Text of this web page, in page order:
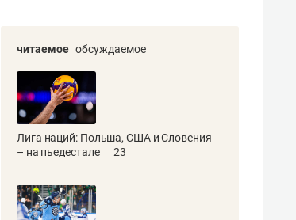
читаемое обсуждаемое
Лига наций: Польша, США и Словения
– на пьедестале
23